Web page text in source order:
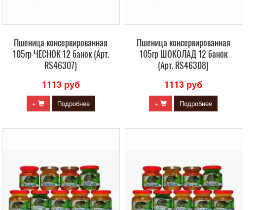
Пшеница консервированная
105гр ЧЕСНОК 12 банок (Арт.
RS46307)
1113 руб
+ Подробнее
Пшеница консервированная
105гр ШОКОЛАД 12 банок
(Арт. RS46308)
1113 руб
+ Подробнее